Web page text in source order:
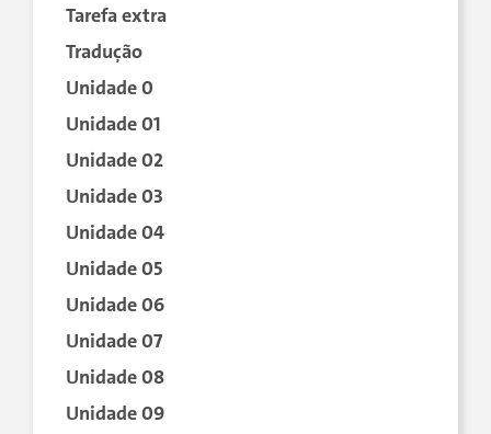
Tarefa extra
Tradução
Unidade 0
Unidade 01
Unidade 02
Unidade 03
Unidade 04
Unidade 05
Unidade 06
Unidade 07
Unidade 08
Unidade 09